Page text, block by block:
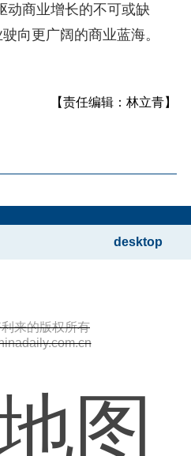
动商业增长的不可或缺
向更广阔的商业蓝海。
【责任编辑：林立青】
desktop
来的版权所有
图